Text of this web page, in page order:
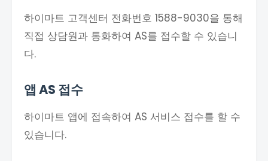
하이마트 고객센터 전화번호 1588-9030을 통해
직접 상담원과 통화하여 AS를 접수할 수 있습니
다.
앱 AS 접수
하이마트 앱에 접속하여 AS 서비스 접수를 할 수
있습니다.